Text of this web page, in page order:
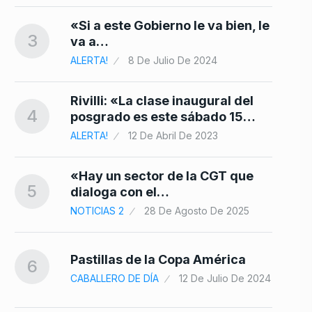
3
«Si a este Gobierno le va bien, le
va a…
ALERTA! 8 De Julio De 2024
4
Rivilli: «La clase inaugural del
posgrado es este sábado 15…
ALERTA! 12 De Abril De 2023
5
«Hay un sector de la CGT que
dialoga con el…
NOTICIAS 2 28 De Agosto De 2025
6 Pastillas de la Copa América
CABALLERO DE DÍA 12 De Julio De 2024